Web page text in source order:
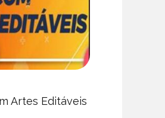
Artes Editáveis